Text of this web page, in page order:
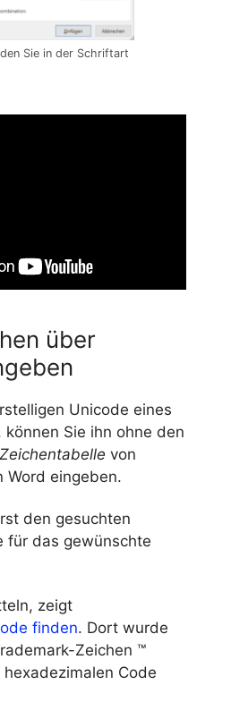
Sie in der Schriftart
über
Unicode eines
können Sie ihn ohne den
Zeichentabelle von
Word eingeben.
den gesuchten
für das gewünschte
zeigt
finden. Dort wurde
Zeichen ™
Code